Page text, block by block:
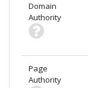
Domain
Authority
Page
Authority